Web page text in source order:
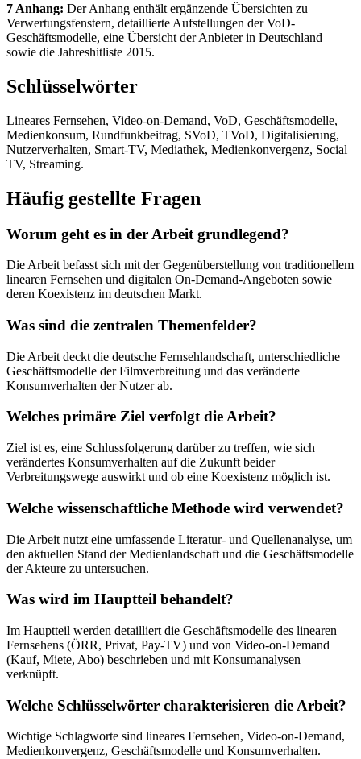
7 Anhang: Der Anhang enthält ergänzende Übersichten zu
Verwertungsfenstern, detaillierte Aufstellungen der VoD-
Geschäftsmodelle, eine Übersicht der Anbieter in Deutschland
sowie die Jahreshitliste 2015.
Schlüsselwörter
Lineares Fernsehen, Video-on-Demand, VoD, Geschäftsmodelle,
Medienkonsum, Rundfunkbeitrag, SVoD, TVoD, Digitalisierung,
Nutzerverhalten, Smart-TV, Mediathek, Medienkonvergenz, Social
TV, Streaming.
Häufig gestellte Fragen
Worum geht es in der Arbeit grundlegend?
Die Arbeit befasst sich mit der Gegenüberstellung von traditionellem
linearen Fernsehen und digitalen On-Demand-Angeboten sowie
deren Koexistenz im deutschen Markt.
Was sind die zentralen Themenfelder?
Die Arbeit deckt die deutsche Fernsehlandschaft, unterschiedliche
Geschäftsmodelle der Filmverbreitung und das veränderte
Konsumverhalten der Nutzer ab.
Welches primäre Ziel verfolgt die Arbeit?
Ziel ist es, eine Schlussfolgerung darüber zu treffen, wie sich
verändertes Konsumverhalten auf die Zukunft beider
Verbreitungswege auswirkt und ob eine Koexistenz möglich ist.
Welche wissenschaftliche Methode wird verwendet?
Die Arbeit nutzt eine umfassende Literatur- und Quellenanalyse, um
den aktuellen Stand der Medienlandschaft und die Geschäftsmodelle
der Akteure zu untersuchen.
Was wird im Hauptteil behandelt?
Im Hauptteil werden detailliert die Geschäftsmodelle des linearen
Fernsehens (ÖRR, Privat, Pay-TV) und von Video-on-Demand
(Kauf, Miete, Abo) beschrieben und mit Konsumanalysen
verknüpft.
Welche Schlüsselwörter charakterisieren die Arbeit?
Wichtige Schlagworte sind lineares Fernsehen, Video-on-Demand,
Medienkonvergenz, Geschäftsmodelle und Konsumverhalten.